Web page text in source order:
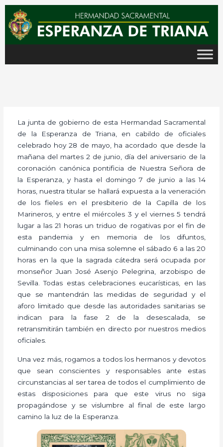
contenido
La junta de gobierno de esta Hermandad Sacramental
de la Esperanza de Triana, en cabildo de oficiales
celebrado hoy 28 de mayo, ha acordado que desde la
mañana del martes 2 de junio, día del aniversario de la
coronación canónica pontificia de Nuestra Señora de
la Esperanza, y hasta el domingo 7 de junio a las 14
horas, nuestra titular se hallará expuesta a la veneración
de los fieles en el presbiterio de la Capilla de los
Marineros, y entre el miércoles 3 y el viernes 5 tendrá
lugar a las 21 horas un triduo de rogativas por el fin de
esta pandemia y en memoria de los difuntos,
culminando con una misa solemne el sábado 6 a las 20
horas en la que la sagrada cátedra será ocupada por
monseñor Juan José Asenjo Pelegrina, arzobispo de
Sevilla. Todas estas celebraciones eucarísticas, en las
que se mantendrán las medidas de seguridad y el
aforo limitado que desde las autoridades sanitarias se
indican para la fase 2 de la desescalada, se
retransmitirán también en directo por nuestros medios
oficiales.
Una vez más, rogamos a todos los hermanos y devotos
que sean conscientes y responsables ante estas
circunstancias al ser tarea de todos el cumplimiento de
estas disposiciones para que este virus no siga
propagándose y se vislumbre al final de este largo
camino la luz de la Esperanza.